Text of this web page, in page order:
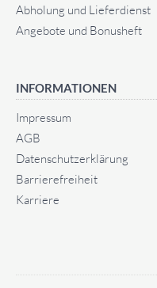
Abholung und Lieferdienst
Angebote und Bonusheft
INFORMATIONEN
Impressum
AGB
Datenschutz­erklärung
Barrierefreiheit
Karriere